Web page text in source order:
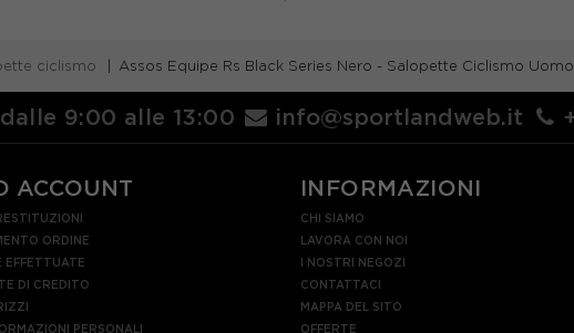
ciclismo Assos Equipe Rs Black Series Nero - Salopette Ciclismo Uomo
9:00 alle 13:00 info@sportlandweb.it
ACCOUNT
ORDINE
EFFETTUATE
DI CREDITO
PERSONALI
INFORMAZIONI
CHI SIAMO
LAVORA CON NOI
I NOSTRI NEGOZI
CONTATTACI
MAPPA DEL SITO
OFFERTE